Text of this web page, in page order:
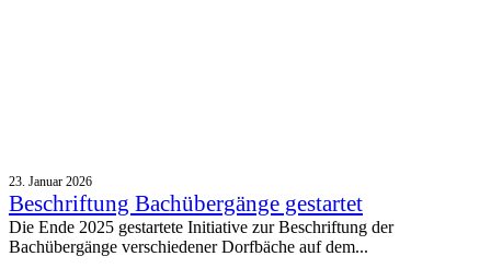
23. Januar 2026
Beschriftung Bachübergänge gestartet
Die Ende 2025 gestartete Initiative zur Beschriftung der
Bachübergänge verschiedener Dorfbäche auf dem...